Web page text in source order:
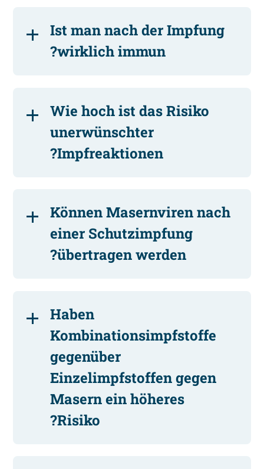
Ist man nach der Impfung
wirklich immun?
Wie hoch ist das Risiko
unerwünschter
Impfreaktionen?
Können Masernviren nach
einer Schutzimpfung
übertragen werden?
Haben
Kombinationsimpfstoffe
gegenüber
Einzelimpfstoffen gegen
Masern ein höheres
Risiko?